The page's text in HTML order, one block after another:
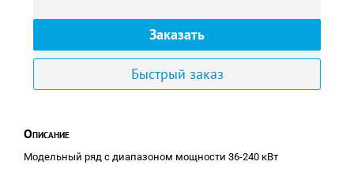
Заказать
Быстрый заказ
Описание
Модельный ряд с диапазоном мощности 36-240 кВт